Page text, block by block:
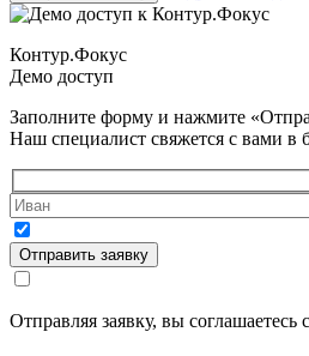
Контур.Фокус
Демо доступ
Заполните форму и нажмите
Наш специалист свяжется с вами в
Отправить заявку
Отправляя заявку, вы соглашаетесь